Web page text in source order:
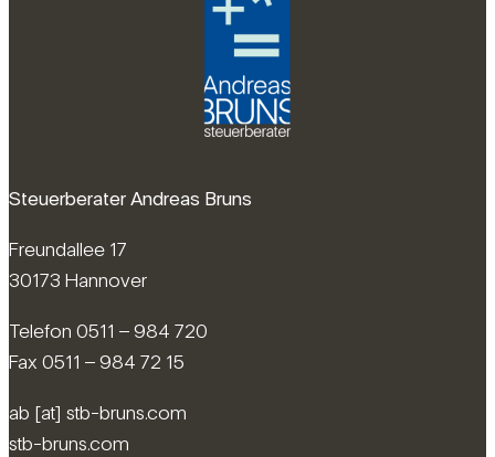
Steuerberater Andreas Bruns
Freundallee 17
30173 Hannover
Telefon 0511 – 984 720
Fax 0511 – 984 72 15
ab [at] stb-bruns.com
stb-bruns.com